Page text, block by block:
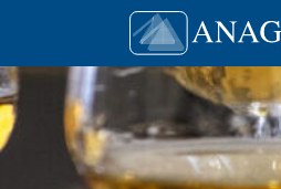
Main Navigation